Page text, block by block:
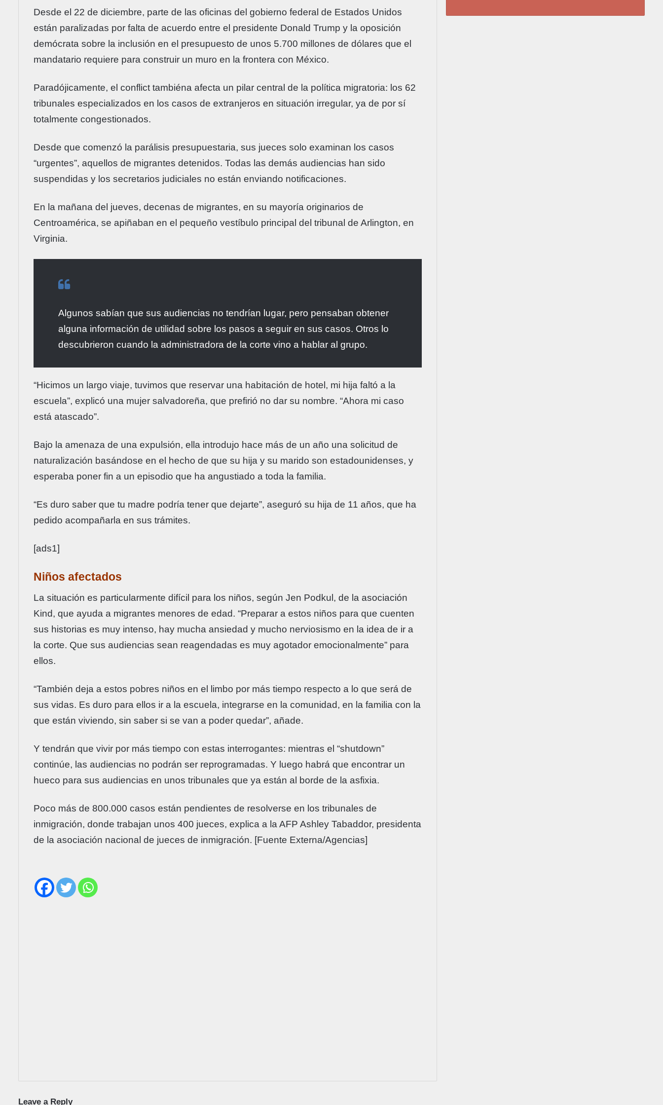
Desde el 22 de diciembre, parte de las oficinas del gobierno federal de Estados Unidos
están paralizadas por falta de acuerdo entre el presidente Donald Trump y la oposición
demócrata sobre la inclusión en el presupuesto de unos 5.700 millones de dólares que el
mandatario requiere para construir un muro en la frontera con México.
Paradójicamente, el conflict tambiéna afecta un pilar central de la política migratoria: los 62
tribunales especializados en los casos de extranjeros en situación irregular, ya de por sí
totalmente congestionados.
Desde que comenzó la parálisis presupuestaria, sus jueces solo examinan los casos
“urgentes”, aquellos de migrantes detenidos. Todas las demás audiencias han sido
suspendidas y los secretarios judiciales no están enviando notificaciones.
En la mañana del jueves, decenas de migrantes, en su mayoría originarios de
Centroamérica, se apiñaban en el pequeño vestíbulo principal del tribunal de Arlington, en
Virginia.
Algunos sabían que sus audiencias no tendrían lugar, pero pensaban obtener
alguna información de utilidad sobre los pasos a seguir en sus casos. Otros lo
descubrieron cuando la administradora de la corte vino a hablar al grupo.
“Hicimos un largo viaje, tuvimos que reservar una habitación de hotel, mi hija faltó a la
escuela”, explicó una mujer salvadoreña, que prefirió no dar su nombre. “Ahora mi caso
está atascado”.
Bajo la amenaza de una expulsión, ella introdujo hace más de un año una solicitud de
naturalización basándose en el hecho de que su hija y su marido son estadounidenses, y
esperaba poner fin a un episodio que ha angustiado a toda la familia.
“Es duro saber que tu madre podría tener que dejarte”, aseguró su hija de 11 años, que ha
pedido acompañarla en sus trámites.
[ads1]
Niños afectados
La situación es particularmente difícil para los niños, según Jen Podkul, de la asociación
Kind, que ayuda a migrantes menores de edad. “Preparar a estos niños para que cuenten
sus historias es muy intenso, hay mucha ansiedad y mucho nerviosismo en la idea de ir a
la corte. Que sus audiencias sean reagendadas es muy agotador emocionalmente” para
ellos.
“También deja a estos pobres niños en el limbo por más tiempo respecto a lo que será de
sus vidas. Es duro para ellos ir a la escuela, integrarse en la comunidad, en la familia con la
que están viviendo, sin saber si se van a poder quedar”, añade.
Y tendrán que vivir por más tiempo con estas interrogantes: mientras el “shutdown”
continúe, las audiencias no podrán ser reprogramadas. Y luego habrá que encontrar un
hueco para sus audiencias en unos tribunales que ya están al borde de la asfixia.
Poco más de 800.000 casos están pendientes de resolverse en los tribunales de
inmigración, donde trabajan unos 400 jueces, explica a la AFP Ashley Tabaddor, presidenta
de la asociación nacional de jueces de inmigración. [Fuente Externa/Agencias]
Leave a Reply